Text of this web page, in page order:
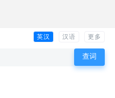
英汉 汉语 更多